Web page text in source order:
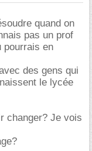
quand on
pas un prof
pourrais en
des gens qui
le lycée
changer? Je vois